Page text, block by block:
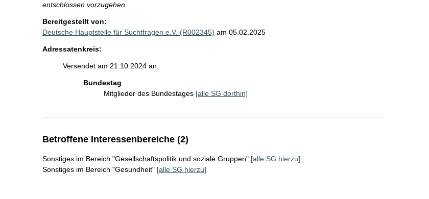
entschlossen vorzugehen.
Bereitgestellt von:
Deutsche Hauptstelle für Suchtfragen e.V. (R002345) am 05.02.2025
Adressatenkreis:
Versendet am 21.10.2024 an:
Bundestag
Mitglieder des Bundestages [alle SG dorthin]
Betroffene Interessenbereiche (2)
Sonstiges im Bereich "Gesellschaftspolitik und soziale Gruppen" [alle SG hierzu]
Sonstiges im Bereich "Gesundheit" [alle SG hierzu]